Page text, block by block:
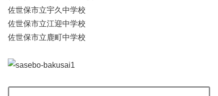
佐世保市立宇久中学校
佐世保市立江迎中学校
佐世保市立鹿町中学校